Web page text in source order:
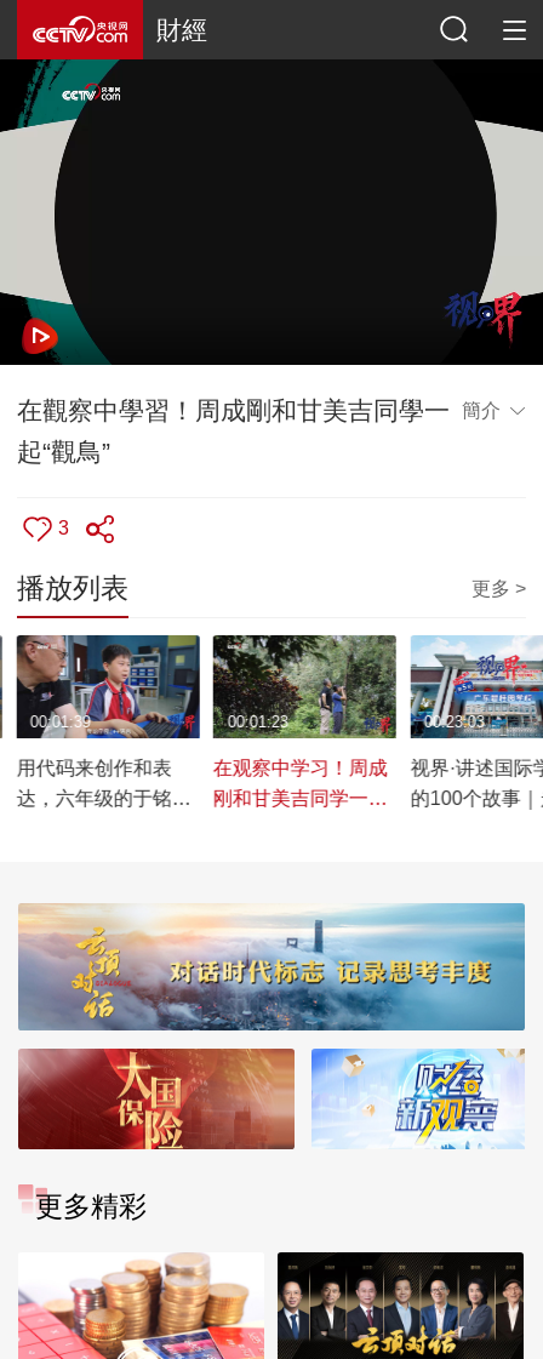
財經
在觀察中學習！周成剛和甘美吉同學一
起“觀鳥”
簡介
3
播放列表 更多 >
用代码来创作和表
达，六年级的于铭语
00:01:39
在观察中学习！周成
刚和甘美吉同学一
00:01:23
视界·讲述国际
的100个故事
00:23:03
更多精彩